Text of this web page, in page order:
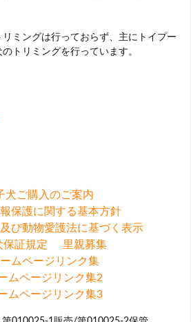
ミングは行っておらず、主にトイプー
トリミングを行っています。
犬ご購入のご案内
保護に関する基本方針
び動物愛護法に基づく表示
保証規定
里親募集
ムページリンク集
ムページリンク集2
ムページリンク集3